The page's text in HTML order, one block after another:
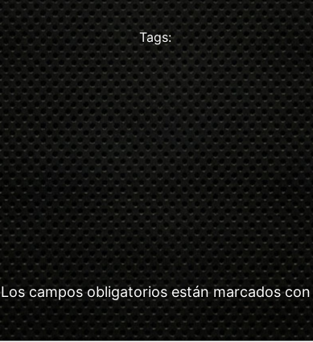
Tags:
Los campos obligatorios están marcados